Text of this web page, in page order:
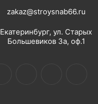
zakaz@stroysnab66.ru
Екатеринбург, ул. Старых
Большевиков 3а, оф.1